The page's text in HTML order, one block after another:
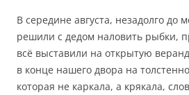
В середине августа, незадолго до
решили с дедом наловить рыбки,
всё выставили на открытую
в конце нашего двора на
которая не каркала, а крякала,